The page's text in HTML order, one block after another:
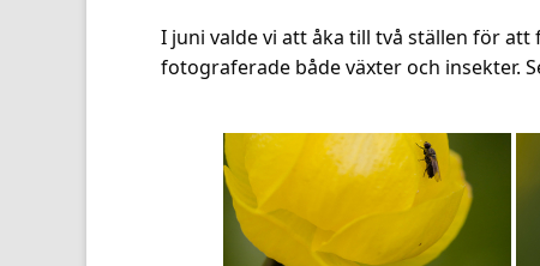
I juni valde vi att åka till två ställen för
fotograferade både växter och insekter.